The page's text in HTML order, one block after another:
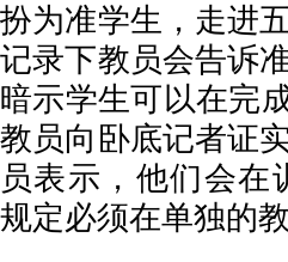
扮为准学生，走进
记录下教员会告诉
暗示学生可以在完
教员向卧底记者证
员表示，他们会在
规定必须在单独的